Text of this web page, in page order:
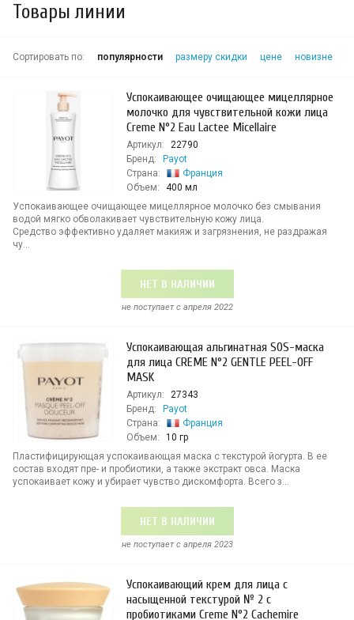
Товары линии
Сортировать по: популярности размеру скидки цене новизне
Успокаивающее очищающее мицеллярное
молочко для чувствительной кожи лица
Creme N°2 Eau Lactee Micellaire
Артикул:
22790
Бренд:
Payot
Страна:
Франция
Объем:
400 мл
Успокаивающее очищающее мицеллярное молочко без смывания
водой мягко обволакивает чувствительную кожу лица.
Средство эффективно удаляет макияж и загрязнения, не раздражая
чу...
НЕТ В НАЛИЧИИ
не поступает c апреля 2022
Успокаивающая альгинатная SOS-маска
для лица CREME N°2 GENTLE PEEL-OFF
MASK
Артикул:
27343
Бренд:
Payot
Страна:
Франция
Объем:
10 гр
Пластифицирующая успокаивающая маска с текстурой йогурта. В ее
состав входят пре- и пробиотики, а также экстракт овса. Маска
успокаивает кожу и убирает чувство дискомфорта. Всего з...
НЕТ В НАЛИЧИИ
не поступает c апреля 2023
Успокаивающий крем для лица с
насыщенной текстурой № 2 с
пробиотиками Creme N°2 Cachemire